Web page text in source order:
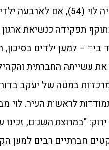
למקום השני. דליה לוי
תפקידה כנשיאת ארגון
ביד – למען ילדים
עשייתה החברתית
במטה של יעקב
לראשות העיר. לוי
"במרוצת השנים,
חברתיים רבים למען